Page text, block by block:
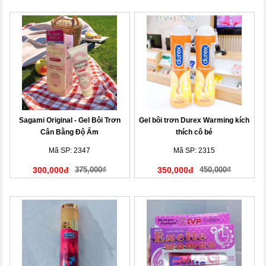
Sagami Original - Gel Bôi Trơn
Cân Bằng Độ Ẩm
Mã SP: 2347
300,000đ 375,000₫
Gel bôi trơn Durex Warming kích
thích cô bé
Mã SP: 2315
350,000đ 450,000₫